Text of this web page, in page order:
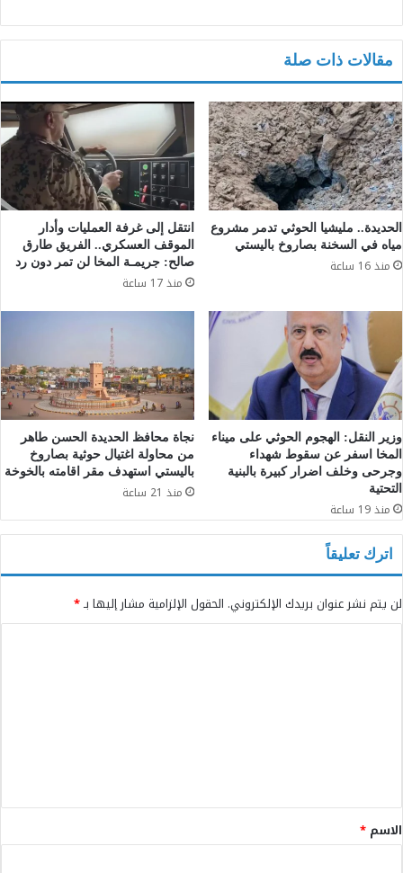
مقالات ذات صلة
الحديدة.. مليشيا الحوثي تدمر مشروع
مياه في السخنة بصاروخ باليستي
منذ 16 ساعة
انتقل إلى غرفة العمليات وأدار
الموقف العسكري.. الفريق طارق
صالح: جريمـة المخا لن تمر دون رد
منذ 17 ساعة
وزير النقل: الهجوم الحوثي على ميناء
المخا اسفر عن سقوط شهداء
وجرحى وخلف اضرار كبيرة بالبنية
التحتية
منذ 19 ساعة
نجاة محافظ الحديدة الحسن طاهر
من محاولة اغتيال حوثية بصاروخ
باليستي استهدف مقر اقامته بالخوخة
منذ 21 ساعة
اترك تعليقاً
لن يتم نشر عنوان بريدك الإلكتروني. الحقول الإلزامية مشار إليها بـ*
*
الاسم *